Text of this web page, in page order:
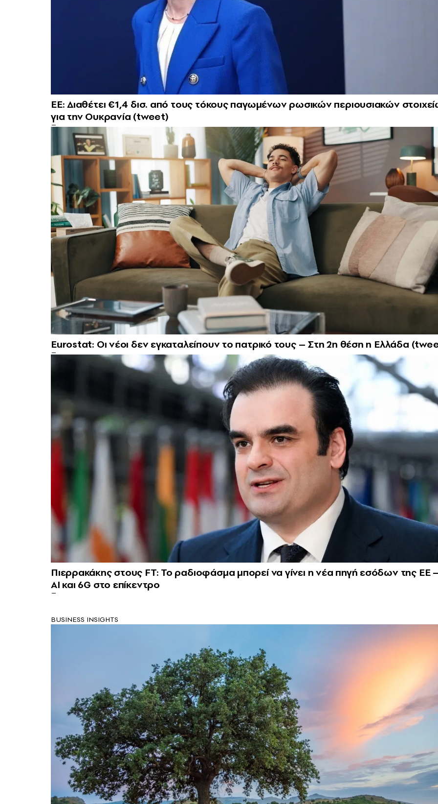
ΕΕ: Διαθέτει €1,4 δισ. από τους τόκους παγωμένων ρωσικών περιουσιακών
για την Ουκρανία (tweet)
Eurostat: Οι νέοι δεν εγκαταλείπουν το πατρικό τους – Στη 2η θέση η Ελλάδα
Πιερρακάκης στους FT: Το ραδιοφάσμα μπορεί να γίνει η νέα πηγή εσόδων της ΕΕ
AI και 6G στο επίκεντρο
BUSINESS INSIGHTS